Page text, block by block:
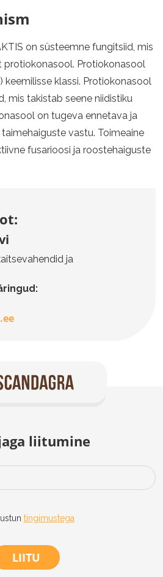
on süsteemne fungitsiid, mis
protiokonasool. Protiokonasool
keemilisse klassi. Protiokonasool
mis takistab seene niidistiku
on tugeva ennetava ja
vastu. Toimeaine
fusarioosi ja roostehaiguste
ja
liitumine
tingimustega
LIITU